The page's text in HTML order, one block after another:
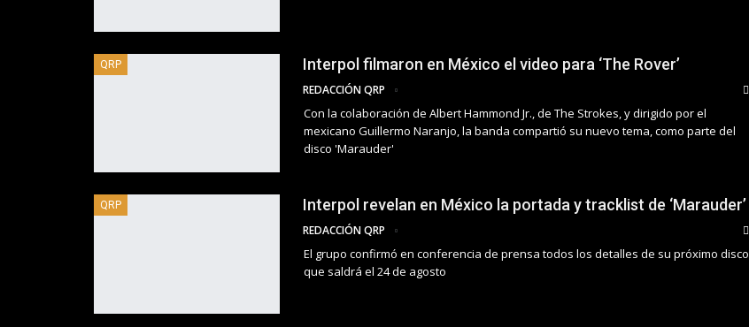
QRP Interpol filmaron en México el video para ‘The Rover’
REDACCIÓN QRP
Con la colaboración de Albert Hammond Jr., de The Strokes, y dirigido por el
mexicano Guillermo Naranjo, la banda compartió su nuevo tema, como parte del
disco 'Marauder'
QRP Interpol revelan en México la portada y tracklist de ‘Marauder’
REDACCIÓN QRP
El grupo confirmó en conferencia de prensa todos los detalles de su próximo disco
que saldrá el 24 de agosto